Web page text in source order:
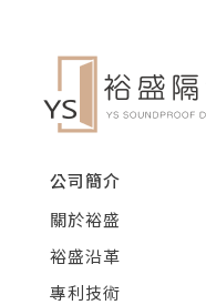
公司簡介
關於裕盛
裕盛沿革
專利技術